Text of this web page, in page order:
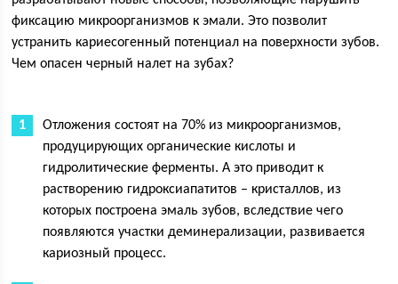
фиксацию микроорганизмов к эмали. Это позволит
устранить кариесогенный потенциал на поверхности зубов.
Чем опасен черный налет на зубах?
Отложения состоят на 70% из микроорганизмов,
продуцирующих органические кислоты и
гидролитические ферменты. А это приводит к
растворению гидроксиапатитов – кристаллов, из
которых построена эмаль зубов, вследствие чего
появляются участки деминерализации, развивается
кариозный процесс.